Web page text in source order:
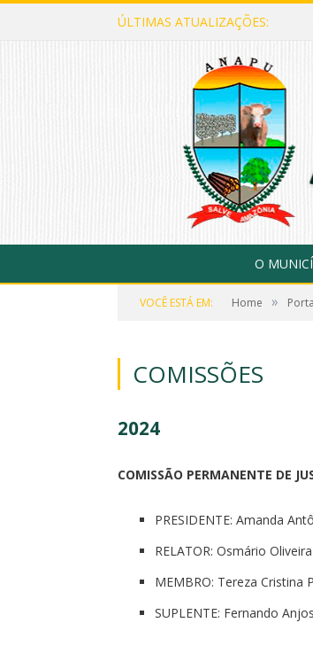
ÚLTIMAS ATUALIZAÇÕES:
O
VOCÊ ESTÁ EM: Home »
COMISSÕES
2024
COMISSÃO PERMANENTE DE
PRESIDENTE: Amanda
RELATOR: Osmário
MEMBRO: Tereza Cristina
SUPLENTE: Fernando